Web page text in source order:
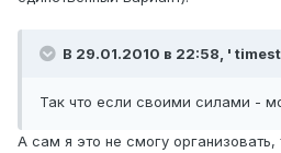
В 29.01.2010 в 22:58, '
Так что если своими силами -
А сам я это не смогу